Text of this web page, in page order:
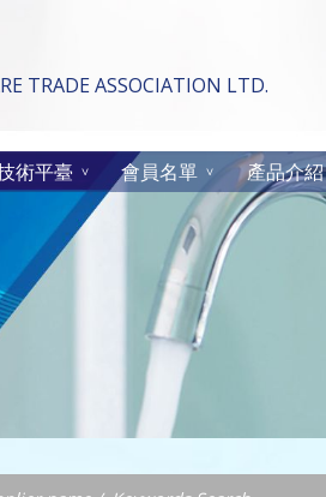
TRADE ASSOCIATION LTD.
術平臺 會員名單 產品介紹